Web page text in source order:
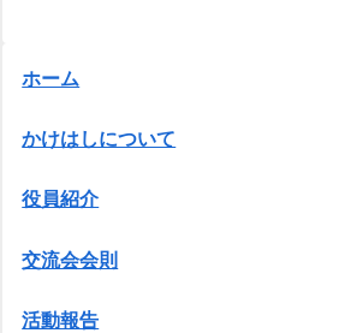
ホーム
かけはしについて
役員紹介
交流会会則
活動報告